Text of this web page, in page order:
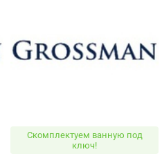
Скомплектуем ванную под
ключ!